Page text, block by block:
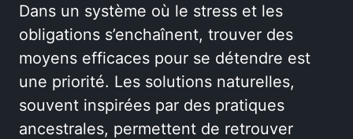
Dans un système où le stress et les
obligations s’enchaînent, trouver des
moyens efficaces pour se détendre est
une priorité. Les solutions naturelles,
souvent inspirées par des pratiques
ancestrales, permettent de retrouver